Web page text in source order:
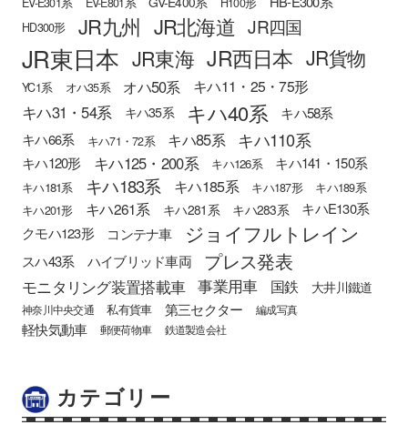
HD300形 JR九州 JR北海道 JR四国
JR東日本 JR東海 JR西日本 JR貨物
YC1系 オハ35系 オハ50系 キハ11・25・75形
キハ31・54系 キハ35系 キハ40系 キハ58系
キハ66系 キハ71・72系 キハ85系 キハ110系
キハ120形 キハ125・200系 キハ126系 キハ141・150系
キハ181系 キハ183系 キハ185系 キハ187形
キハ189系
キハ201形
キハ261系 キハ281系 キハ283系
キハE130系
クモハ123形
コンテナ車 ジョイフルトレイン
スハ43系 ハイブリッド車両 プレス発表
モニタリング装置搭載車 事業用車 国鉄 大井川鐵道
神奈川中央交通 私有貨車 第三セクター 編成写真
軽快気動車 郵便荷物車 鉄道製造会社
カテゴリー